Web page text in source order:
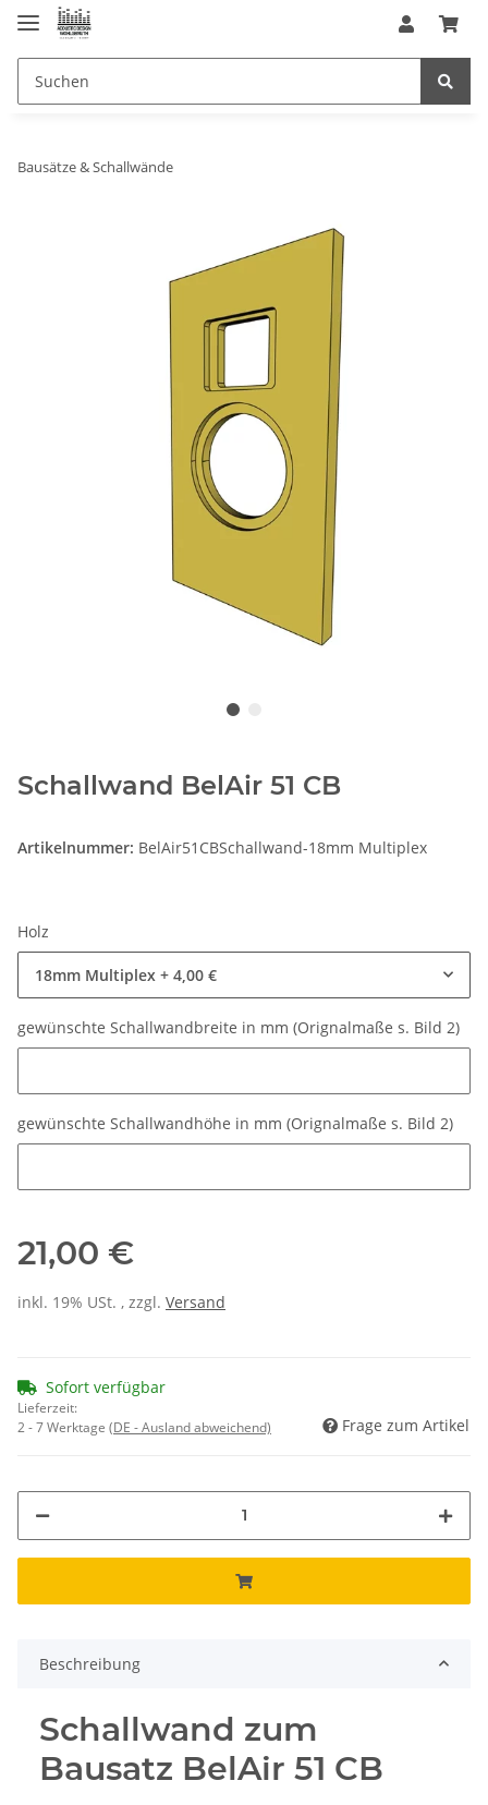
Bausätze & Schallwände
Schallwand BelAir 51 CB
Artikelnummer: BelAir51CBSchallwand-18mm Multiplex
Holz
18mm Multiplex + 4,00 €
gewünschte Schallwandbreite in mm (Orignalmaße s. Bild 2)
gewünschte Schallwandhöhe in mm (Orignalmaße s. Bild 2)
21,00 €
inkl. 19% USt. , zzgl. Versand
Sofort verfügbar
Lieferzeit:
2 - 7 Werktage (DE - Ausland abweichend) Frage zum Artikel
Beschreibung
Schallwand zum
Bausatz BelAir 51 CB